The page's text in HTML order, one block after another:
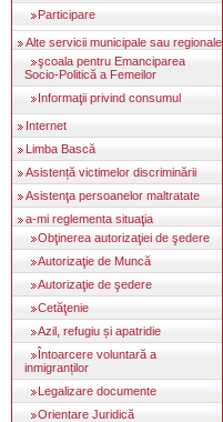
Participare
Alte servicii municipale sau regionale
şcoala pentru Emanciparea
Socio-Politică a Femeilor
Informaţii privind consumul
Internet
Limba Bască
Asistență victimelor discriminării
Asistenţa persoanelor maltratate
a-mi reglementa situaţia
Obţinerea autorizaţiei de şedere
Autorizaţie de Muncă
Autorizaţie de şedere
Cetăţenie
Azil, refugiu și apatridie
Întoarcere voluntară a
inmigranților
Legalizare documente
Orientare Juridică